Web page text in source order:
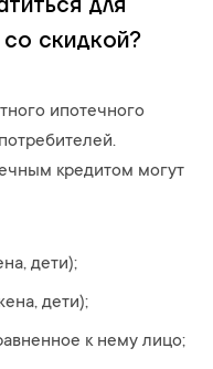
скидкой?
ипотечного
кредитом могут
дети);
дети);
к нему лицо;